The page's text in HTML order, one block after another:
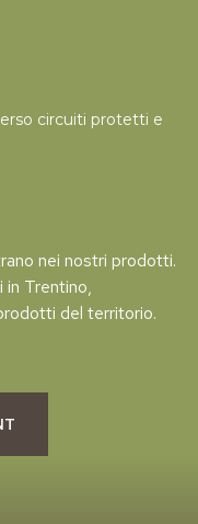
circuiti protetti e
nei nostri prodotti.
Trentino,
del territorio.